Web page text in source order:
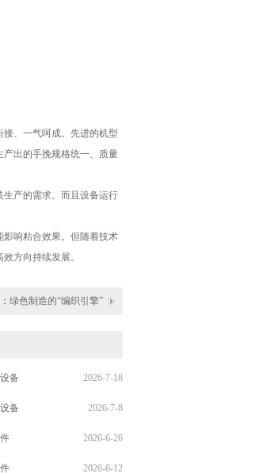
、一气呵成。先进的机型
出的手挽规格统一、质量
产的需求。而且设备运行
响粘合效果。但随着技术
方向持续发展。
绿色制造的“编织引擎”
备 2026-7-18
备 2026-7-8
2026-6-26
2026-6-12